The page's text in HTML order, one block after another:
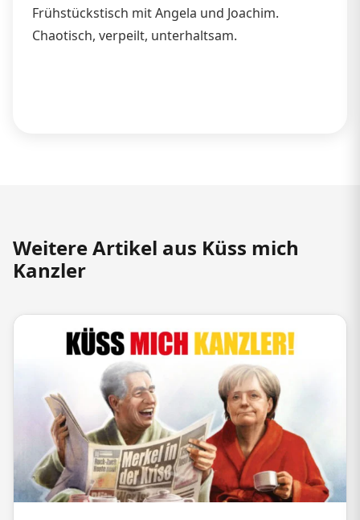
Frühstückstisch mit Angela und Joachim.
Chaotisch, verpeilt, unterhaltsam.
Weitere Artikel aus Küss mich
Kanzler